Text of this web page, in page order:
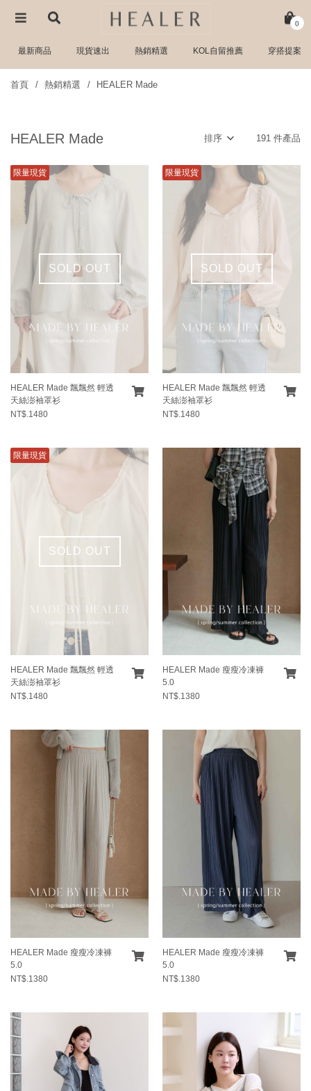
0
最新商品 現貨速出 熱銷精選 KOL自留推薦 穿搭提案
首頁 熱銷精選 HEALER Made
HEALER Made 排序 191 件產品
SOLD OUT
限量現貨
HEALER Made 飄飄然 輕透
天絲澎袖罩衫
NT$.1480
SOLD OUT
限量現貨
HEALER Made 飄飄然 輕透
天絲澎袖罩衫
NT$.1480
SOLD OUT
限量現貨
HEALER Made 飄飄然 輕透
天絲澎袖罩衫
NT$.1480
HEALER Made 瘦瘦冷凍褲
5.0
NT$.1380
HEALER Made 瘦瘦冷凍褲
5.0
NT$.1380
HEALER Made 瘦瘦冷凍褲
5.0
NT$.1380